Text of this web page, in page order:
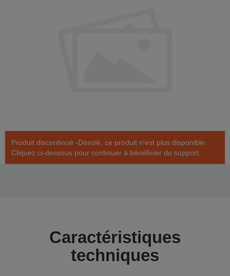
Produit discontinué -Désolé, ce produit n’est plus disponible.
Cliquez ci-dessous pour continuer à bénéficier du support.
Caractéristiques
techniques